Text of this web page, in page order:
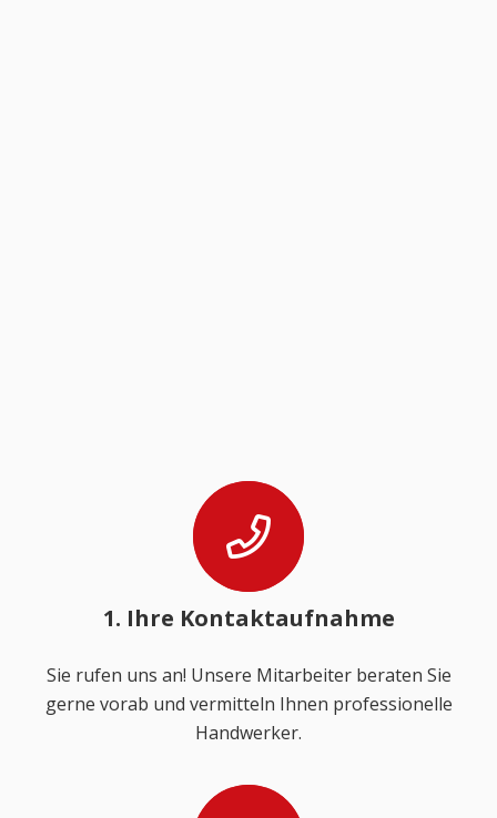
1. Ihre Kontaktaufnahme
Sie rufen uns an! Unsere Mitarbeiter beraten Sie
gerne vorab und vermitteln Ihnen professionelle
Handwerker.